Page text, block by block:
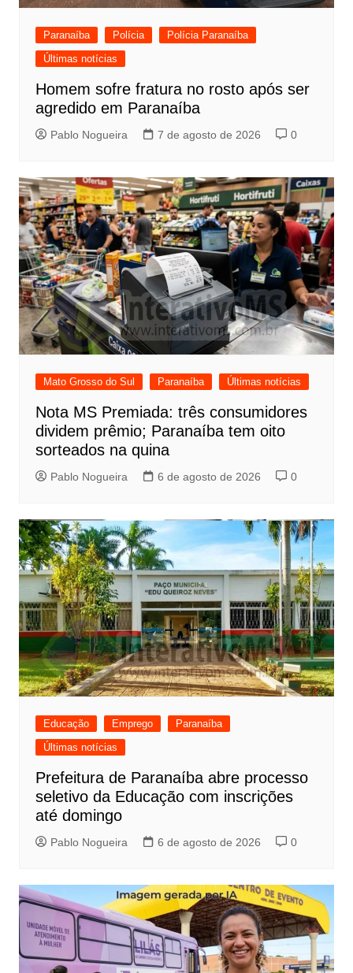
Paranaíba Polícia
Polícia Paranaíba
Últimas notícias
Homem sofre fratura no rosto após ser
agredido em Paranaíba
Pablo Nogueira 7 de agosto de 2026 0
Mato Grosso do Sul Paranaíba Últimas notícias
Nota MS Premiada: três consumidores
dividem prêmio; Paranaíba tem oito
sorteados na quina
Pablo Nogueira 6 de agosto de 2026 0
Educação Emprego
Paranaíba
Últimas notícias
Prefeitura de Paranaíba abre processo
seletivo da Educação com inscrições
até domingo
Pablo Nogueira 6 de agosto de 2026 0